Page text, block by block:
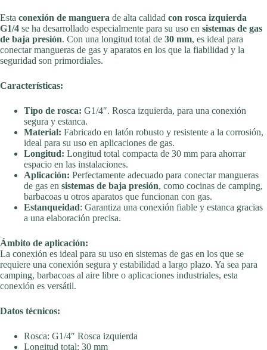
Esta conexión de manguera de alta calidad con rosca izquierda
G1/4 se ha desarrollado especialmente para su uso en sistemas de gas
de baja presión. Con una longitud total de 30 mm, es ideal para
conectar mangueras de gas y aparatos en los que la fiabilidad y la
seguridad son primordiales.
Características:
Tipo de rosca: G1/4″. Rosca izquierda, para una conexión
segura y estanca.
Material: Fabricado en latón robusto y resistente a la corrosión,
ideal para su uso en aplicaciones de gas.
Longitud: Longitud total compacta de 30 mm para ahorrar
espacio en las instalaciones.
Aplicación: Perfectamente adecuado para conectar mangueras
de gas en sistemas de baja presión, como cocinas de camping,
barbacoas u otros aparatos que funcionan con gas.
Estanqueidad: Garantiza una conexión fiable y estanca gracias
a una elaboración precisa.
Ámbito de aplicación:
La conexión es ideal para su uso en sistemas de gas en los que se
requiere una conexión segura y estabilidad a largo plazo. Ya sea para
camping, barbacoas al aire libre o aplicaciones industriales, esta
conexión es versátil.
Datos técnicos:
Rosca: G1/4″ Rosca izquierda
Longitud total: 30 mm